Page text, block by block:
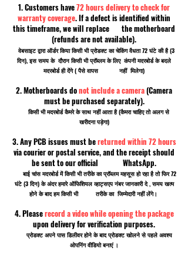
1. Customers have72 hours delivery to check for
warranty coverage. If a defect is identified within
this timeframe, we will replace the motherboard
(refunds are not available).
वेबसाइट द्वारा ऑर्डर किया किसी भी प्रोडक्ट का चेकिंग वैधता 72 घंटे की है (3
दिन), इस समय के दौरान किसी भी प्रॉब्लम के लिए कंपनी मदरबोर्ड के बदले
मदरबोर्ड ही देंगे ( पैसे वापस नहीं मिलेगा)
2. Motherboards donot include a camera(Camera
must be purchased separately).
किसी भी मदरबोर्ड कैमरे के साथ नहीं आता है (कैमरा चाहिए तो अलग से
खरीदना पड़ेगा)
3. Any PCB issues must bereturned within 72 hours
via courier or postal service, and the receipt should
be sent to our official WhatsApp.
बाई चांस मदरबोर्ड में किसी भी तरीके का प्रॉब्लम महसूस हो रहा है तो फिर 72
घंटे (3 दिन) के अंदर हमारे ऑफिशियल व्हाट्सएप नंबर जानकारी दे , समय खत्म
होने के बाद हम किसी भी तरीके का जिम्मेदारी नहीं लेंगे।
4. Pleaserecord a video while opening the package
upon delivery for verification purposes.
प्रोडक्ट अपने पास डिलीवर होने के बाद प्रोडक्ट खोलने से पहले अवश्य
ओपनिंग वीडियो बनाएं ।